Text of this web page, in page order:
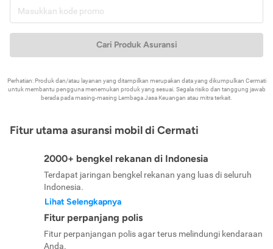
Cari Produk Asuransi
Perhatian: Produk dan/atau layanan yang ditampilkan merupakan data yang dikumpulkan Cermati
untuk membantu pengguna menemukan produk yang sesuai. Segala risiko dan tanggung jawab
berada pada masing-masing Lembaga Jasa Keuangan atau mitra terkait.
Fitur utama asuransi mobil di Cermati
2000+ bengkel rekanan di Indonesia
Terdapat jaringan bengkel rekanan yang luas di seluruh
Indonesia.
Lihat Selengkapnya
Fitur perpanjang polis
Fitur perpanjangan polis agar terus melindungi kendaraan
Anda.